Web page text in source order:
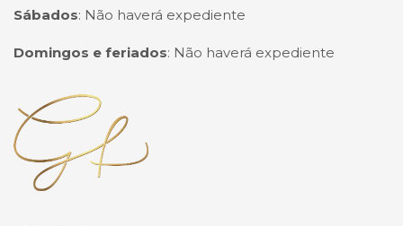
Sábados: Não haverá expediente
Domingos e feriados: Não haverá expediente
Página inicial